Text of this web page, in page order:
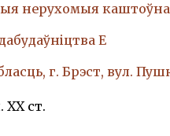
нерухомыя
Е
г. Брэст, вул.
XX ст.